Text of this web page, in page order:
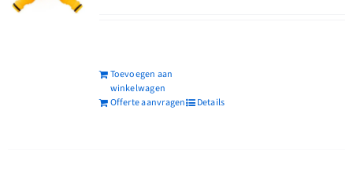
Toevoegen aan
winkelwagen
Offerte aanvragen
Details